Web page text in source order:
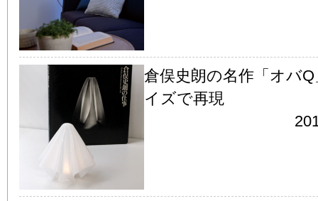
倉俣史朗の名作「オバ
イズで再現